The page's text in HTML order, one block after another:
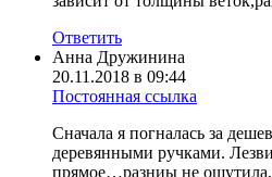
Ответить
Анна Дружинина
20.11.2018 в 09:44
Постоянная ссылка
Сначала я погналась за
деревянными ручками.
прямое…разниы не